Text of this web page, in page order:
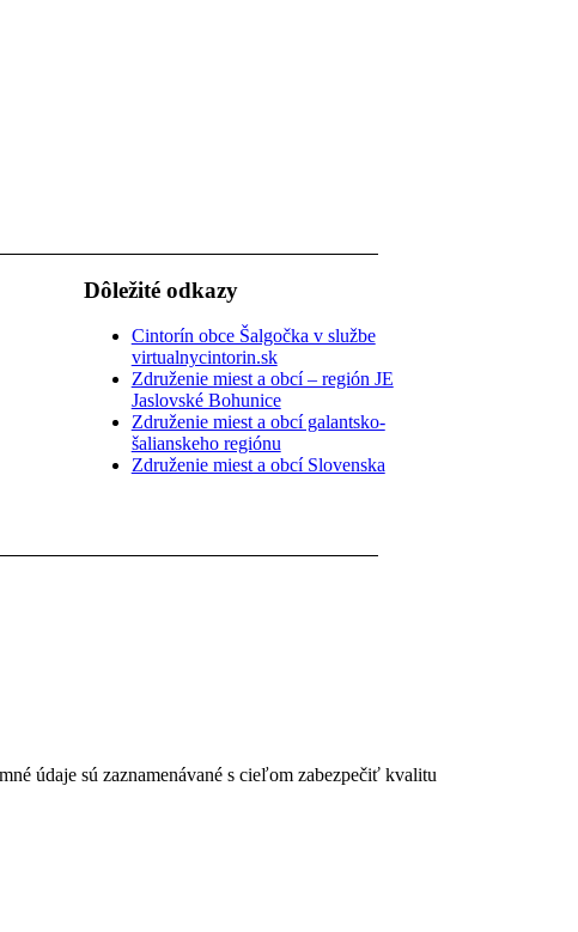
Dôležité odkazy
Cintorín obce Šalgočka v službe
virtualnycintorin.sk
Združenie miest a obcí – región JE
Jaslovské Bohunice
Združenie miest a obcí galantsko-
šalianskeho regiónu
Združenie miest a obcí Slovenska
údaje sú zaznamenávané s cieľom zabezpečiť kvalitu